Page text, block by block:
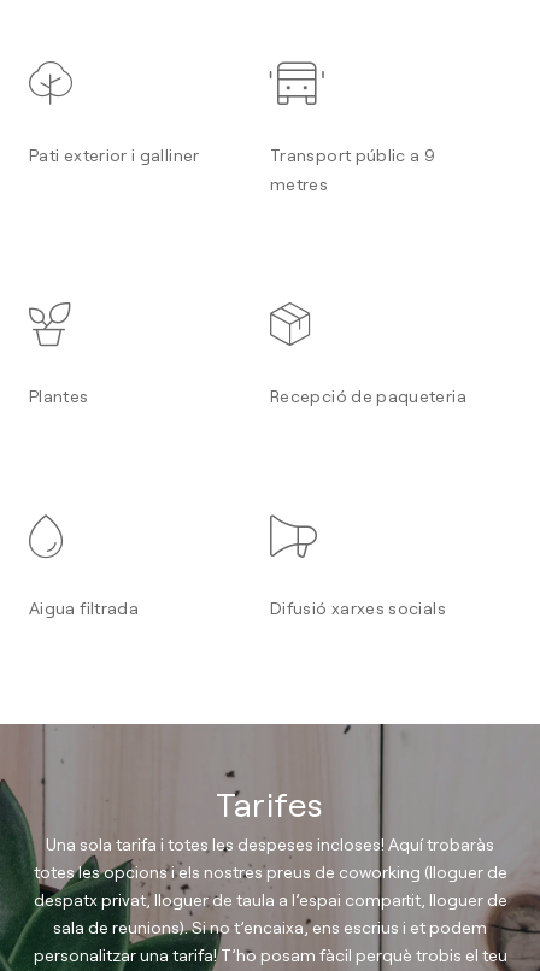
Pati exterior i galliner
Transport públic a 9
metres
Plantes Recepció de paqueteria
Aigua filtrada Difusió xarxes socials
Tarifes
Una sola tarifa i totes les despeses incloses! Aquí trobaràs
totes les opcions i els nostres preus de coworking (lloguer de
despatx privat, lloguer de taula a l’espai compartit, lloguer de
sala de reunions). Si no t’encaixa, ens escrius i et podem
personalitzar una tarifa! T’ho posam fàcil perquè trobis el teu